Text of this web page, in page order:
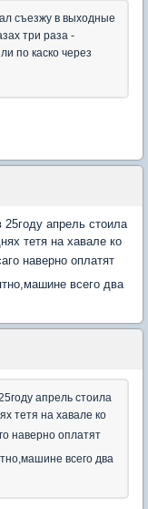
съезжу в выходные
три раза -
по каско через
апрель стоила
тетя на хавале ко
наверно оплатят
всего два
апрель стоила
тетя на хавале ко
наверно оплатят
всего два